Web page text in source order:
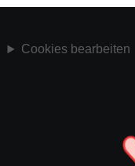
Cookies bearbeiten